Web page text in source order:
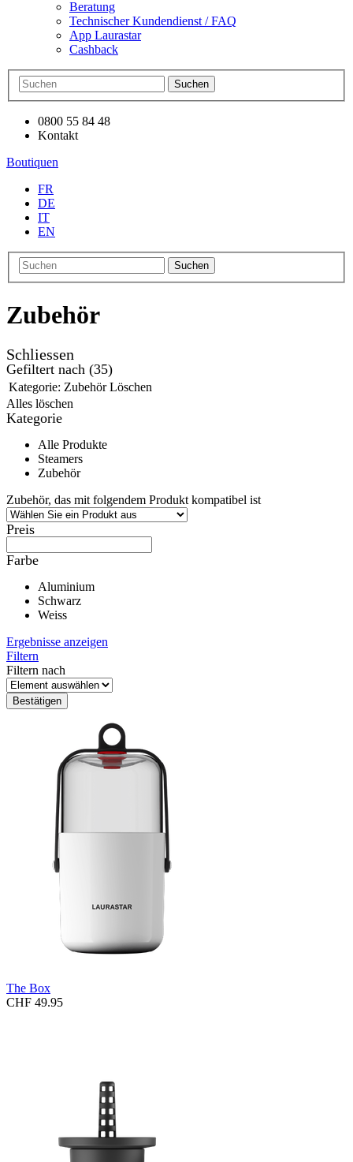
Beratung
Technischer Kundendienst / FAQ
App Laurastar
Cashback
Suchen
0800 55 84 48
Kontakt
Boutiquen
FR
DE
IT
EN
Suchen
Zubehör
Schliessen
Gefiltert nach (35)
Kategorie: Zubehör Löschen
Alles löschen
Kategorie
Alle Produkte
Steamers
Zubehör
Zubehör, das mit folgendem Produkt kompatibel ist
Preis
Farbe
Aluminium
Schwarz
Weiss
Ergebnisse anzeigen
Filtern
Filtern nach
Bestätigen
The Box
CHF 49.95